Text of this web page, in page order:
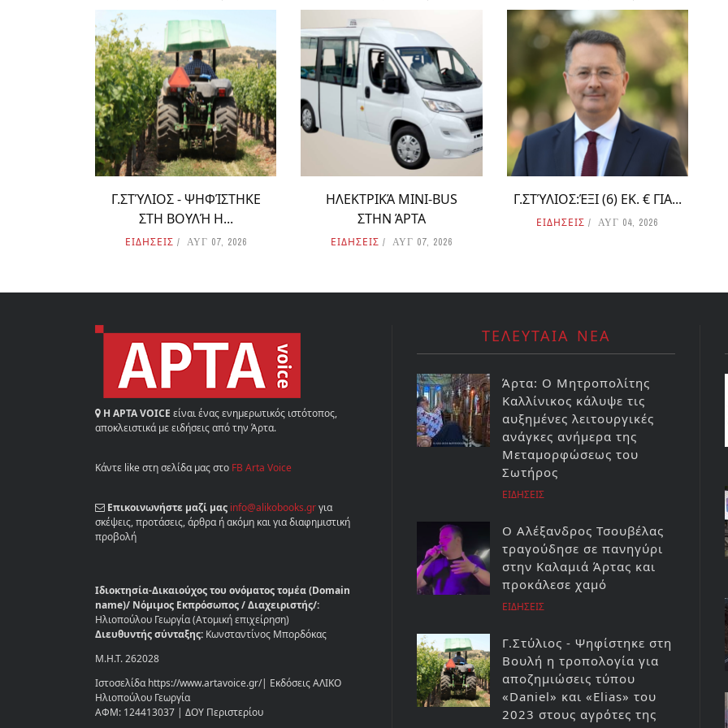
Γ.ΣΤΎΛΙΟΣ - ΨΗΦΊΣΤΗΚΕ
ΣΤΗ ΒΟΥΛΉ Η...
ΕΙΔΗΣΕΙΣ ΑΥΓ 07, 2026
ΗΛΕΚΤΡΙΚΆ MINI-BUS
ΣΤΗΝ ΆΡΤΑ
ΕΙΔΗΣΕΙΣ ΑΥΓ 07, 2026
Γ.ΣΤΎΛΙΟΣ:ΈΞΙ (6) ΕΚ. € ΓΙΑ...
ΕΙΔΗΣΕΙΣ ΑΥΓ 04, 2026
Η ΑΡΤΑ VOICE είναι ένας ενημερωτικός ιστότοπος,
αποκλειστικά με ειδήσεις από την Άρτα.
Κάντε like στη σελίδα μας στο FB Arta Voice
Επικοινωνήστε μαζί μας info@alikobooks.grγια
σκέψεις, προτάσεις, άρθρα ή ακόμη και για διαφημιστική
προβολή
Ιδιοκτησία-Δικαιούχος του ονόματος τομέα (Domain
name)/ Νόμιμος Εκπρόσωπος / Διαχειριστής/:
Ηλιοπούλου Γεωργία (Ατομική επιχείρηση)
Διευθυντής σύνταξης: Κωνσταντίνος Μπορδόκας
Μ.Η.Τ. 262028
Ιστοσελίδα https://www.artavoice.gr/| Εκδόσεις ΑΛΙΚΟ
Ηλιοπούλου Γεωργία
ΑΦΜ: 124413037 | ΔΟΥ Περιστερίου
ΤΕΛΕΥΤΑΙΑ ΝΕΑ
Άρτα: Ο Μητροπολίτης
Καλλίνικος κάλυψε τις
αυξημένες λειτουργικές
ανάγκες ανήμερα της
Μεταμορφώσεως του
Σωτήρος
ΕΙΔΗΣΕΙΣ
Ο Αλέξανδρος Τσουβέλας
τραγούδησε σε πανηγύρι
στην Καλαμιά Άρτας και
προκάλεσε χαμό
ΕΙΔΗΣΕΙΣ
Γ.Στύλιος - Ψηφίστηκε στη
Βουλή η τροπολογία για
αποζημιώσεις τύπου
«Daniel» και «Elias» του
2023 στους αγρότες της